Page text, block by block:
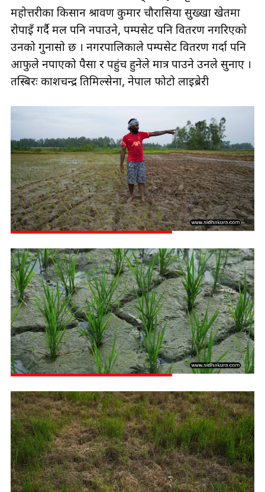
महोत्तरीका किसान श्रावण कुमार चौरासिया सुख्खा खेतमा
रोपाइँ गर्दै मल पनि नपाउने, पम्पसेट पनि वितरण नगरिएको
उनको गुनासो छ । नगरपालिकाले पम्पसेट वितरण गर्दा पनि
आफुले नपाएको पैसा र पहुंच हुनेले मात्र पाउने उनले सुनाए ।
तस्बिरः प्रकाशचन्द्र तिमिल्सेना, नेपाल फोटो लाइब्रेरी